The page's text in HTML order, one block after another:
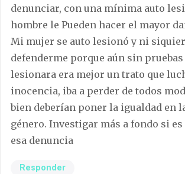
denunciar, con una mínima auto
hombre le Pueden hacer el mayor
Mi mujer se auto lesionó y ni
defenderme porque aún sin pruebas
lesionara era mejor un trato que
inocencia, iba a perder de todos
bien deberían poner la igualdad en
género. Investigar más a fondo si
esa denuncia
Responder